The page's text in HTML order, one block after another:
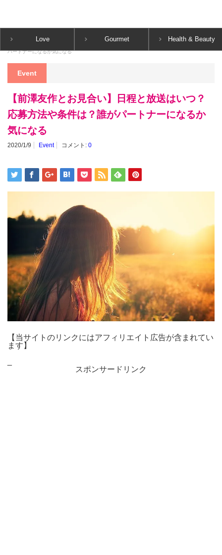
CLIPPY Love Gourmet Health & Beauty
ホーム Event
【前澤友作とお見合い】日程と放送はいつ？応募方法や条件は？誰が
パートナーになるか気になる
Event
【前澤友作とお見合い】日程と放送はいつ？
応募方法や条件は？誰がパートナーになるか
気になる
2020/1/9 Event コメント: 0
【当サイトのリンクにはアフィリエイト広告が含まれてい
ます】
スポンサードリンク